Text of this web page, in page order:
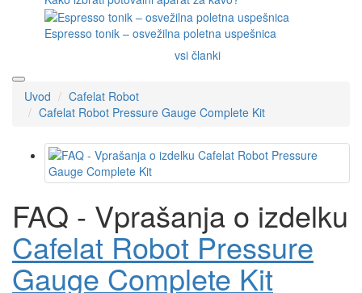
Kaffelogic
Rancilio
Dostava in plačilo
Kontakt
Blog
Trgovina na debelo
Darilni boni
Akcije
Outlet
info@baristashop.si